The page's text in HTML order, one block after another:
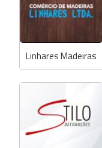
Linhares Madeiras